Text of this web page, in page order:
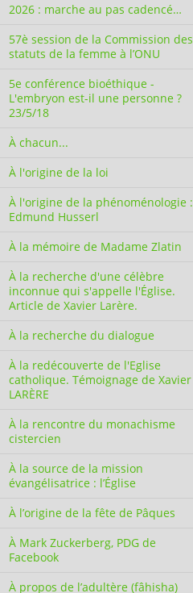
2026 : marche au pas cadencé…
57è session de la Commission des
statuts de la femme à l’ONU
5e conférence bioéthique -
L'embryon est-il une personne ?
23/5/18
À chacun...
À l'origine de la loi
À l'origine de la phénoménologie :
Edmund Husserl
À la mémoire de Madame Zlatin
À la recherche d'une célèbre
inconnue qui s'appelle l'Église.
Article de Xavier Larère.
À la recherche du dialogue
À la redécouverte de l'Eglise
catholique. Témoignage de Xavier
LARÈRE
À la rencontre du monachisme
cistercien
À la source de la mission
évangélisatrice : l’Église
À l’origine de la fête de Pâques
À Mark Zuckerberg, PDG de
Facebook
À propos de l’adultère (fâhisha)